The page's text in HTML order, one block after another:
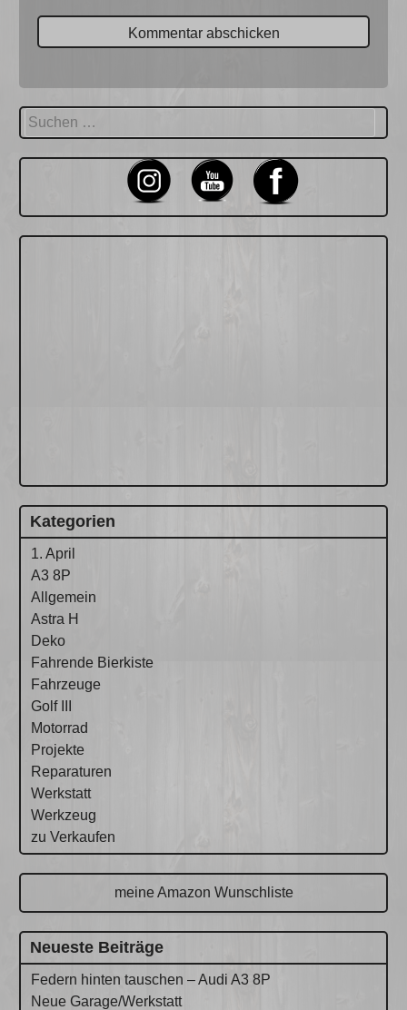
Suchen
nach:
Kategorien
1. April
A3 8P
Allgemein
Astra H
Deko
Fahrende Bierkiste
Fahrzeuge
Golf III
Motorrad
Projekte
Reparaturen
Werkstatt
Werkzeug
zu Verkaufen
meine Amazon Wunschliste
Neueste Beiträge
Federn hinten tauschen – Audi A3 8P
Neue Garage/Werkstatt